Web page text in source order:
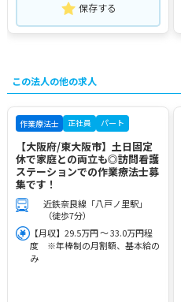
保存する
この法人の他の求人
作業療法士 正社員 パート
【大阪府/東大阪市】土日固定
休で家庭との両立も◎訪問看護
ステーションでの作業療法士募
集です！
近鉄奈良線「八戸ノ里駅」
（徒歩7分）
【月収】29.5万円 ～ 33.0万円程
度 ※年棒制の月割額、基本給の
み